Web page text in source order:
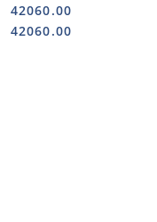
Cena:
42060.00
Cena:
42060.00